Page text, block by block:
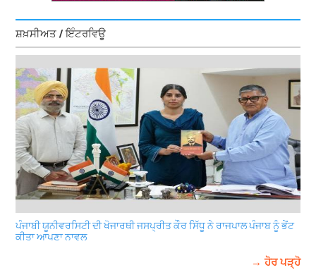
ਸ਼ਖ਼ਸੀਅਤ / ਇੰਟਰਵਿਊ
ਪੰਜਾਬੀ ਯੂਨੀਵਰਸਿਟੀ ਦੀ ਖੋਜਾਰਥੀ ਜਸਪ੍ਰੀਤ ਕੌਰ ਸਿੱਧੂ ਨੇ ਰਾਜਪਾਲ ਪੰਜਾਬ ਨੂੰ ਭੇਂਟ
ਕੀਤਾ ਆਪਣਾ ਨਾਵਲ
→ ਹੋਰ ਪੜ੍ਹੋ